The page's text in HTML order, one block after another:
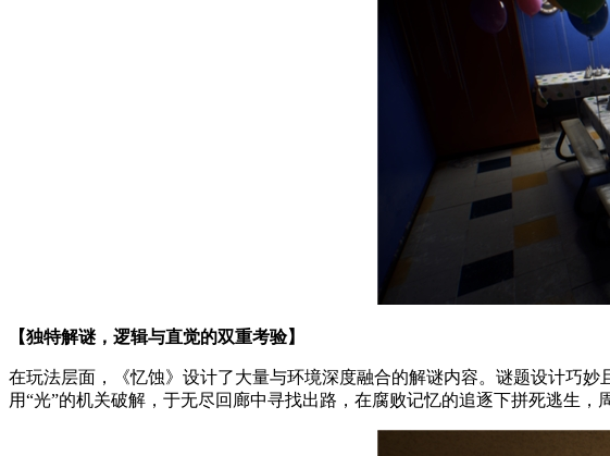
【独特解谜，逻辑与直觉的双重考验】
在玩法层面，《忆蚀》设计了大量与环境深度融合的解谜内容。谜题设计巧
用“光”的机关破解，于无尽回廊中寻找出路，在腐败记忆的追逐下拼死逃生